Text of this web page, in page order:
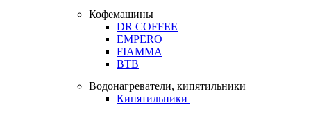
Кофемашины
DR COFFEE
EMPERO
FIAMMA
BTB
Водонагреватели, кипятильники
Кипятильники